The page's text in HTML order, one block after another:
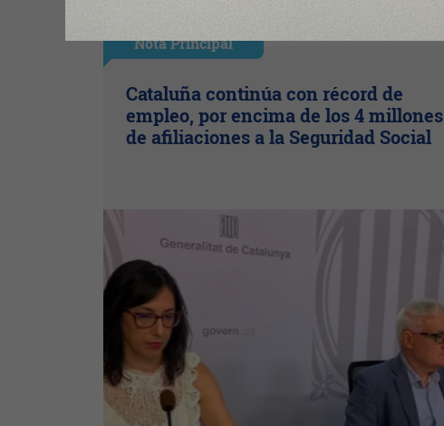
Nota Principal
Cataluña continúa con récord de
empleo, por encima de los 4 millones
de afiliaciones a la Seguridad Social